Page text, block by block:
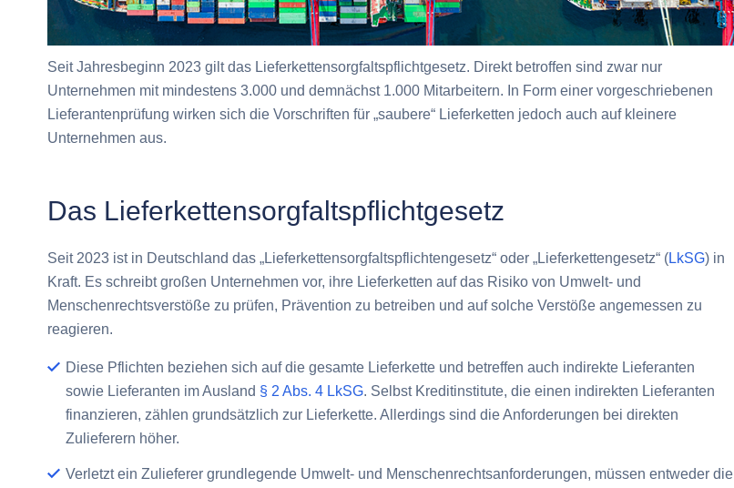
Seit Jahresbeginn 2023 gilt das Lieferkettensorgfaltspflichtgesetz. Direkt betroffen sind zwar nur
Unternehmen mit mindestens 3.000 und demnächst 1.000 Mitarbeitern. In Form einer vorgeschriebenen
Lieferantenprüfung wirken sich die Vorschriften für „saubere“ Lieferketten jedoch auch auf kleinere
Unternehmen aus.
Das Lieferkettensorgfaltspflichtgesetz
Seit 2023 ist in Deutschland das „Lieferkettensorgfaltspflichtengesetz“ oder „Lieferkettengesetz“ (LkSG) in
Kraft. Es schreibt großen Unternehmen vor, ihre Lieferketten auf das Risiko von Umwelt- und
Menschenrechtsverstöße zu prüfen, Prävention zu betreiben und auf solche Verstöße angemessen zu
reagieren.
Diese Pflichten beziehen sich auf die gesamte Lieferkette und betreffen auch indirekte Lieferanten
sowie Lieferanten im Ausland § 2 Abs. 4 LkSG. Selbst Kreditinstitute, die einen indirekten Lieferanten
finanzieren, zählen grundsätzlich zur Lieferkette. Allerdings sind die Anforderungen bei direkten
Zulieferern höher.
Verletzt ein Zulieferer grundlegende Umwelt- und Menschenrechtsanforderungen, müssen entweder die